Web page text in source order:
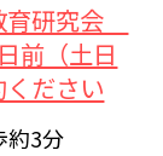
育研究会
（土日
ださい
3分